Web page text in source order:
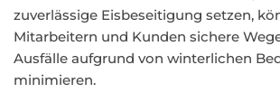
zuverlässige Eisbeseitigung setzen,
Mitarbeitern und Kunden sichere
Ausfälle aufgrund von winterlichen
minimieren.